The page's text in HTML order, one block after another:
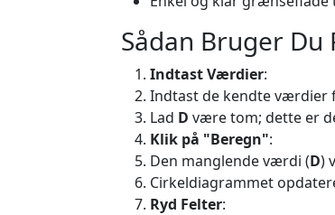
Sådan Bruger Du
Indtast Værdier:
Indtast de kendte værdier
Lad D være tom; dette er
Klik på "Beregn":
Den manglende værdi (D)
Cirkeldiagrammet
Ryd Felter: